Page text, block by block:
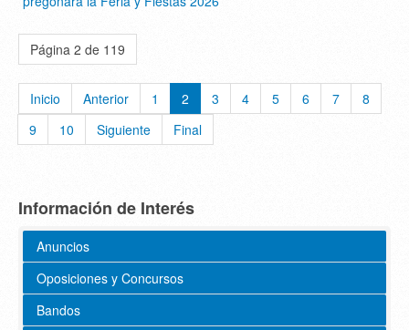
Página 2 de 119
Inicio Anterior 1 2 3 4 5 6 7
8
9
10 Siguiente Final
Información de Interés
Anuncios
Oposiciones y Concursos
Bandos